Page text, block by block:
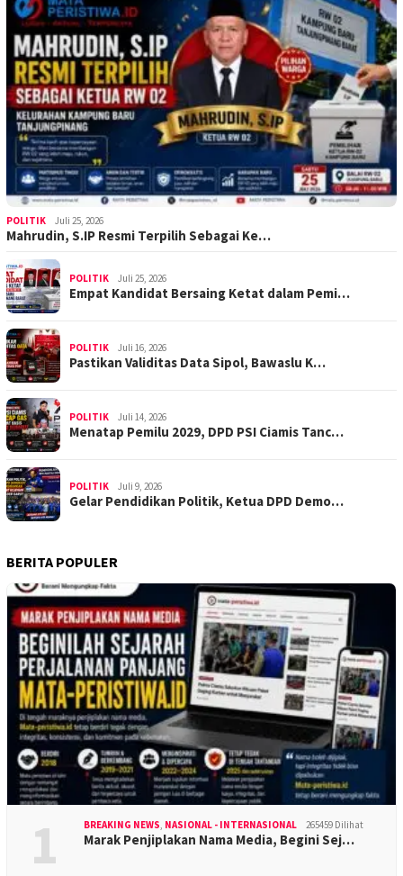
POLITIK Juli 25, 2026
Mahrudin, S.IP Resmi Terpilih Sebagai Ke…
POLITIK Juli 25, 2026
Empat Kandidat Bersaing Ketat dalam Pemi…
POLITIK Juli 16, 2026
Pastikan Validitas Data Sipol, Bawaslu K…
POLITIK Juli 14, 2026
Menatap Pemilu 2029, DPD PSI Ciamis Tanc…
POLITIK Juli 9, 2026
Gelar Pendidikan Politik, Ketua DPD Demo…
BERITA POPULER
1 BREAKING NEWS, NASIONAL - INTERNASIONAL 265459 Dilihat
Marak Penjiplakan Nama Media, Begini Sej…